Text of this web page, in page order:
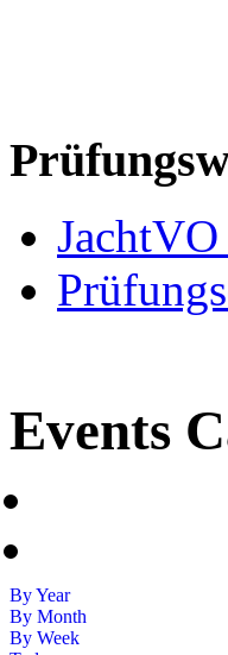
Events
By Year
By Month
By Week